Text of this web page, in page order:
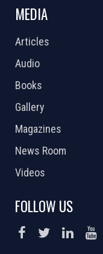
MEDIA
Articles
Audio
Books
Gallery
Magazines
News Room
Videos
FOLLOW US